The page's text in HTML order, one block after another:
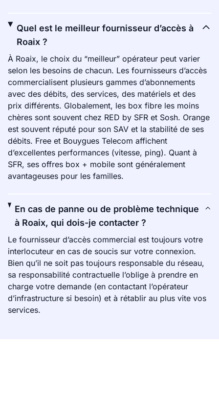
Quel est le meilleur fournisseur d’accès à
Roaix ?
À Roaix, le choix du “meilleur” opérateur peut varier
selon les besoins de chacun. Les fournisseurs d’accès
commercialisent plusieurs gammes d’abonnements
avec des débits, des services, des matériels et des
prix différents. Globalement, les box fibre les moins
chères sont souvent chez RED by SFR et Sosh. Orange
est souvent réputé pour son SAV et la stabilité de ses
débits. Free et Bouygues Telecom affichent
d’excellentes performances (vitesse, ping). Quant à
SFR, ses offres box + mobile sont généralement
avantageuses pour les familles.
En cas de panne ou de problème technique
à Roaix, qui dois-je contacter ?
Le fournisseur d’accès commercial est toujours votre
interlocuteur en cas de soucis sur votre connexion.
Bien qu’il ne soit pas toujours responsable du réseau,
sa responsabilité contractuelle l’oblige à prendre en
charge votre demande (en contactant l’opérateur
d’infrastructure si besoin) et à rétablir au plus vite vos
services.